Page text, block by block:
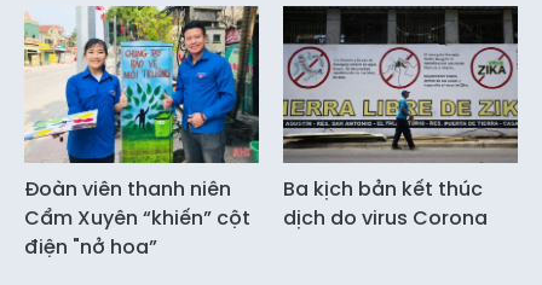
Đoàn viên thanh niên
Cẩm Xuyên “khiến” cột
điện "nở hoa”
Ba kịch bản kết thúc
dịch do virus Corona